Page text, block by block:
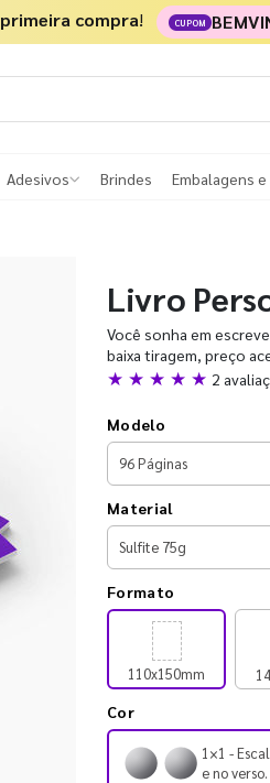
primeira compra! CUPOM
Adesivos Brindes Embalagens
Livro
Você sonha em
baixa tiragem, preço
★ ★ ★ ★ ★ 2
Modelo
Material
Formato
110x150mm
Cor
1×1 -
e no verso.